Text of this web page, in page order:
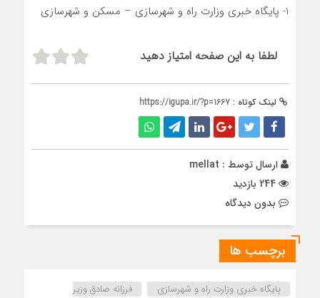
1- پایگاه خبری وزارت راه و شهرسازی – مسکن و شهرسازی
لطفا به این صفحه امتیاز دهید
لینک کوتاه : https://igupa.ir/?p=1667
ارسال توسط : mellat
بدون دیدگاه
برچسب ها
پایگاه خبری وزارت راه و شهرسازی
فرزانه صادق وزیر